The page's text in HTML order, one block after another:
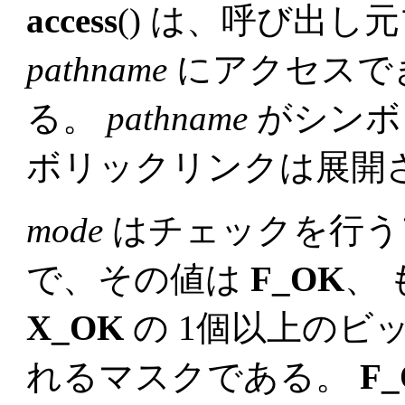
access() は、呼び出し
pathname にアクセス
る。 pathname がシン
ボリックリンクは展開
mode はチェックを行
で、その値はF_OK、
X_OK の 1個以上のビ
れるマスクである。